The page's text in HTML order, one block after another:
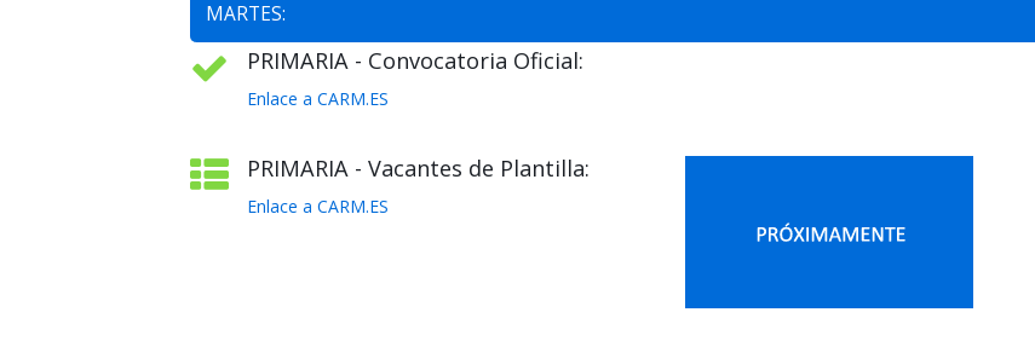
MARTES:
PRIMARIA - Convocatoria Oficial:
Enlace a CARM.ES
PRIMARIA - Vacantes de Plantilla:
Enlace a CARM.ES